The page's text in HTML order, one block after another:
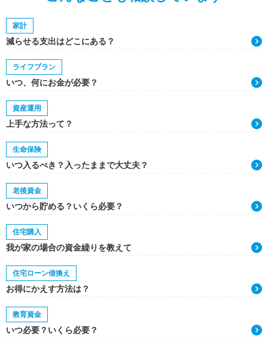
家計
減らせる支出はどこにある？
ライフプラン
いつ、何にお金が必要？
資産運用
上手な方法って？
生命保険
いつ入るべき？入ったままで大丈夫？
老後資金
いつから貯める？いくら必要？
住宅購入
我が家の場合の資金繰りを教えて
住宅ローン借換え
お得にかえす方法は？
教育資金
いつ必要？いくら必要？